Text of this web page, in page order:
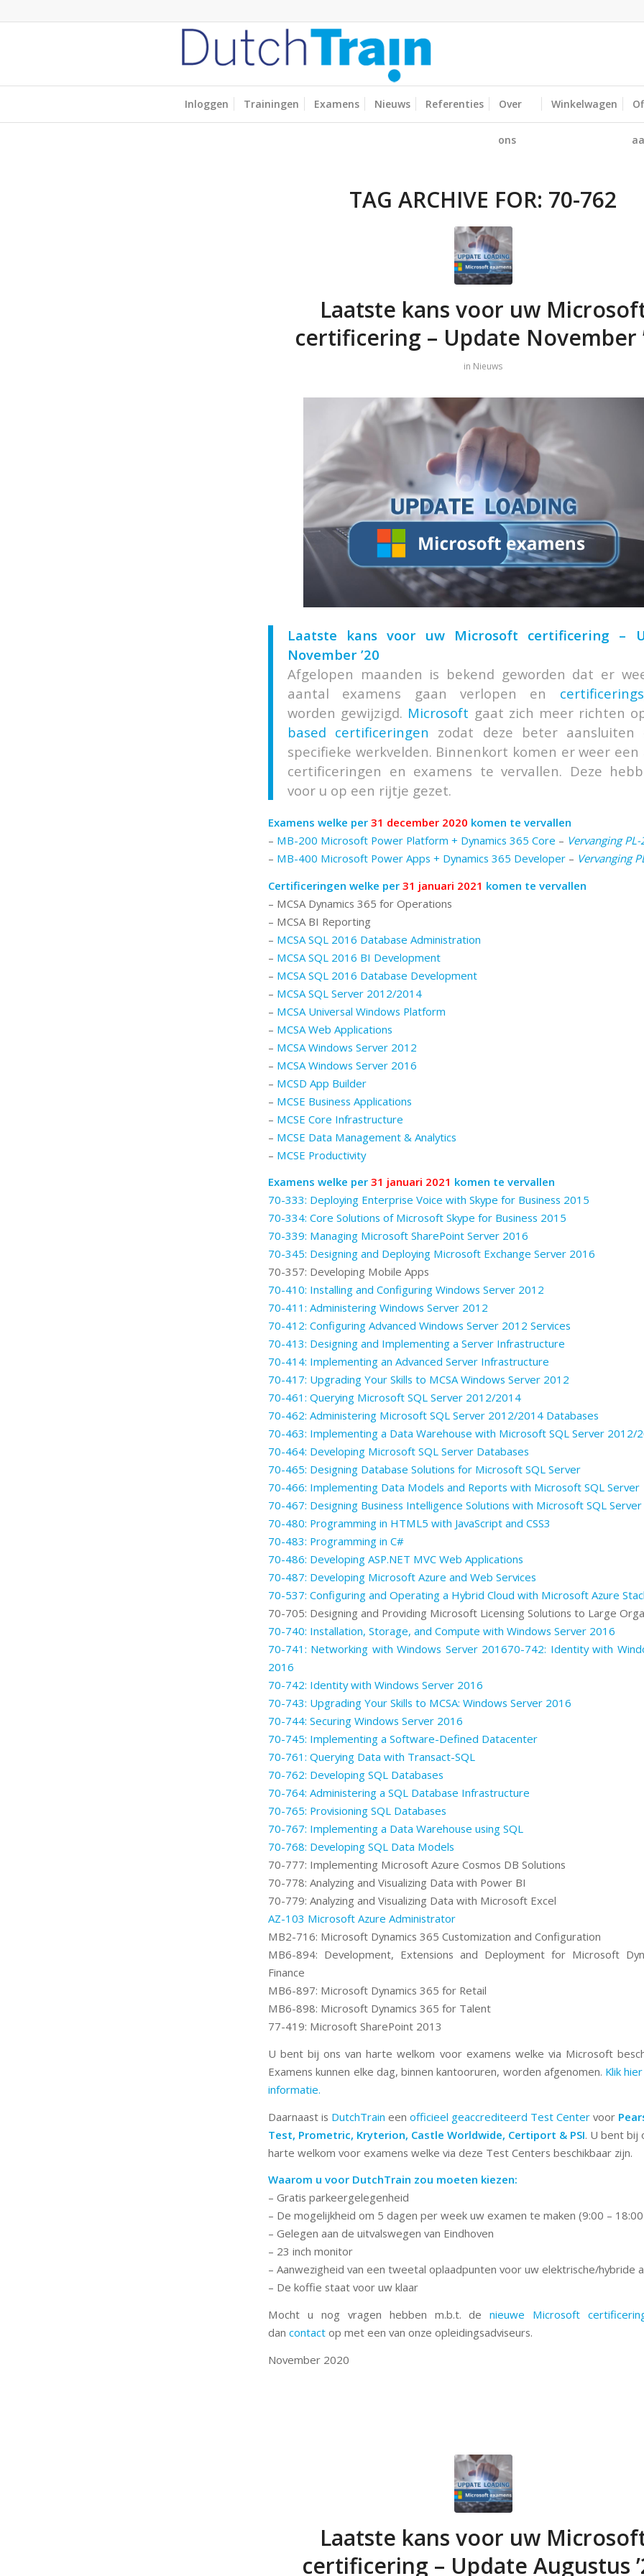
Inloggen Trainingen Examens Nieuws Referenties Over
ons
Winkelwagen
TAG ARCHIVE FOR: 70-762
Laatste kans voor uw
certificering – Update November
in Nieuws
Laatste kans voor uw Microsoft certificering –
November ’20
Afgelopen maanden is bekend geworden dat er
aantal examens gaan verlopen en
worden gewijzigd. Microsoft gaat zich meer richten
based certificeringen zodat deze beter aansluiten
specifieke werkvelden. Binnenkort komen er weer
certificeringen en examens te vervallen. Deze
voor u op een rijtje gezet.
Examens welke per 31 december 2020 komen te vervallen
– MB-200 Microsoft Power Platform + Dynamics 365 Core – Vervanging
– MB-400 Microsoft Power Apps + Dynamics 365 Developer – Vervanging
Certificeringen welke per 31 januari 2021 komen te vervallen
– MCSA Dynamics 365 for Operations
– MCSA BI Reporting
– MCSA SQL 2016 Database Administration
– MCSA SQL 2016 BI Development
– MCSA SQL 2016 Database Development
– MCSA SQL Server 2012/2014
– MCSA Universal Windows Platform
– MCSA Web Applications
– MCSA Windows Server 2012
– MCSA Windows Server 2016
– MCSD App Builder
– MCSE Business Applications
– MCSE Core Infrastructure
– MCSE Data Management & Analytics
– MCSE Productivity
Examens welke per 31 januari 2021 komen te vervallen
70-333: Deploying Enterprise Voice with Skype for Business 2015
70-334: Core Solutions of Microsoft Skype for Business 2015
70-339: Managing Microsoft SharePoint Server 2016
70-345: Designing and Deploying Microsoft Exchange Server 2016
70-357: Developing Mobile Apps
70-410: Installing and Configuring Windows Server 2012
70-411: Administering Windows Server 2012
70-412: Configuring Advanced Windows Server 2012 Services
70-413: Designing and Implementing a Server Infrastructure
70-414: Implementing an Advanced Server Infrastructure
70-417: Upgrading Your Skills to MCSA Windows Server 2012
70-461: Querying Microsoft SQL Server 2012/2014
70-462: Administering Microsoft SQL Server 2012/2014 Databases
70-463: Implementing a Data Warehouse with Microsoft SQL Server 2012/
70-464: Developing Microsoft SQL Server Databases
70-465: Designing Database Solutions for Microsoft SQL Server
70-466: Implementing Data Models and Reports with Microsoft SQL Server
70-467: Designing Business Intelligence Solutions with Microsoft SQL Server
70-480: Programming in HTML5 with JavaScript and CSS3
70-483: Programming in C#
70-486: Developing ASP.NET MVC Web Applications
70-487: Developing Microsoft Azure and Web Services
70-537: Configuring and Operating a Hybrid Cloud with Microsoft Azure
70-705: Designing and Providing Microsoft Licensing Solutions to Large
70-740: Installation, Storage, and Compute with Windows Server 2016
70-741: Networking with Windows Server 201670-742: Identity with
2016
70-742: Identity with Windows Server 2016
70-743: Upgrading Your Skills to MCSA: Windows Server 2016
70-744: Securing Windows Server 2016
70-745: Implementing a Software-Defined Datacenter
70-761: Querying Data with Transact-SQL
70-762: Developing SQL Databases
70-764: Administering a SQL Database Infrastructure
70-765: Provisioning SQL Databases
70-767: Implementing a Data Warehouse using SQL
70-768: Developing SQL Data Models
70-777: Implementing Microsoft Azure Cosmos DB Solutions
70-778: Analyzing and Visualizing Data with Power BI
70-779: Analyzing and Visualizing Data with Microsoft Excel
AZ-103 Microsoft Azure Administrator
MB2-716: Microsoft Dynamics 365 Customization and Configuration
MB6-894: Development, Extensions and Deployment for Microsoft
Finance
MB6-897: Microsoft Dynamics 365 for Retail
MB6-898: Microsoft Dynamics 365 for Talent
77-419: Microsoft SharePoint 2013
U bent bij ons van harte welkom voor examens welke via Microsoft
Examens kunnen elke dag, binnen kantooruren, worden afgenomen. Klik
informatie.
Daarnaast is DutchTrain een officieel geaccrediteerd Test Center voor
Test, Prometric, Kryterion, Castle Worldwide, Certiport & PSI. U bent bij
harte welkom voor examens welke via deze Test Centers beschikbaar zijn.
Waarom u voor DutchTrain zou moeten kiezen:
– Gratis parkeergelegenheid
– De mogelijkheid om 5 dagen per week uw examen te maken (9:00 –
– Gelegen aan de uitvalswegen van Eindhoven
– 23 inch monitor
– Aanwezigheid van een tweetal oplaadpunten voor uw elektrische/hybride
– De koffie staat voor uw klaar
Mocht u nog vragen hebben m.b.t. denieuwe Microsoft
dan contact op met een van onze opleidingsadviseurs.
November 2020
Laatste kans voor uw
certificering – Update Augustus